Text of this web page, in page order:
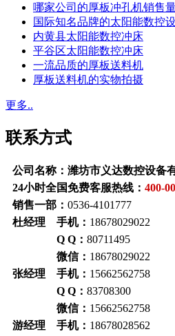
哪家公司的厚板冲孔机销售
国际知名品牌的太阳能数控
内黄县太阳能数控冲床
平谷区太阳能数控冲床
一流品质的厚板送料机
厚板送料机的实物拍摄
更多..
联系方式
公司名称：潍坊市义达数控设备
24小时全国免费客服热线： 400-
销售一部： 0536-4101777
杜经理 手机： 18678029022
Q Q： 80711495
微信： 18678029022
张经理 手机： 15662562758
Q Q ： 83708300
微信： 15662562758
游经理 手机： 18678028562